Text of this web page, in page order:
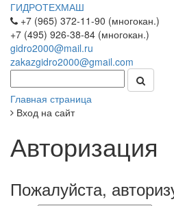
ГИДРОТЕХМАШ
+7 (965) 372-11-90 (многокан.)
+7 (495) 926-38-84 (многокан.)
gidro2000@mail.ru
zakazgidro2000@gmail.com
Главная страница
Вход на сайт
Авторизация
Пожалуйста,